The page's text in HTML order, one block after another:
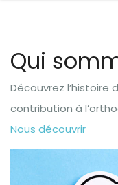
Qui
Découvrez
contribution à
Nous découvrir